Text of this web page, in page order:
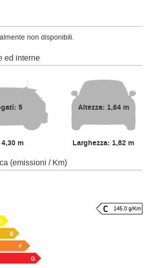
non disponibili.
ed interne
5
m
Altezza: 1,64 m
Larghezza: 1,82 m
(emissioni / Km)
145.0 g/Km